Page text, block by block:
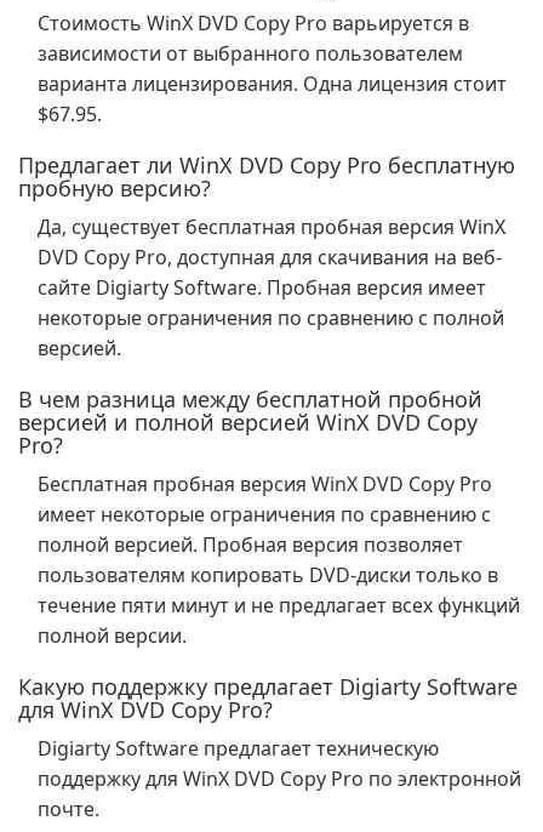
Стоимость WinX DVD Copy Pro варьируется в
зависимости от выбранного пользователем
варианта лицензирования. Одна лицензия стоит
$67.95.
Предлагает ли WinX DVD Copy Pro бесплатную
пробную версию?
Да, существует бесплатная пробная версия WinX
DVD Copy Pro, доступная для скачивания на веб-
сайте Digiarty Software. Пробная версия имеет
некоторые ограничения по сравнению с полной
версией.
В чем разница между бесплатной пробной
версией и полной версией WinX DVD Copy
Pro?
Бесплатная пробная версия WinX DVD Copy Pro
имеет некоторые ограничения по сравнению с
полной версией. Пробная версия позволяет
пользователям копировать DVD-диски только в
течение пяти минут и не предлагает всех функций
полной версии.
Какую поддержку предлагает Digiarty Software
для WinX DVD Copy Pro?
Digiarty Software предлагает техническую
поддержку для WinX DVD Copy Pro по электронной
почте.